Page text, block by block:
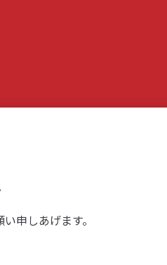
便
申しあげます。